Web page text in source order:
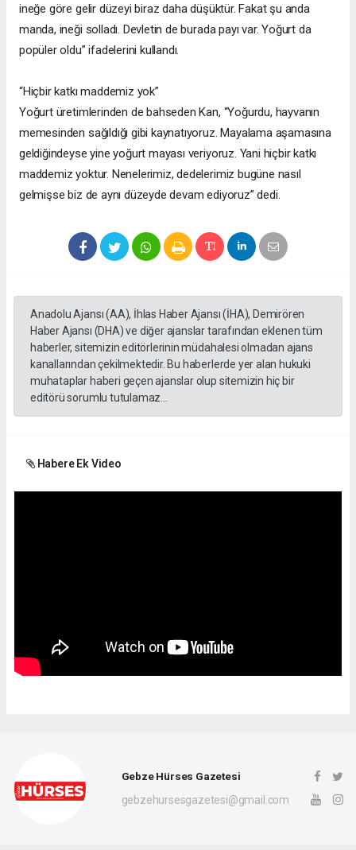
ineğe göre gelir düzeyi biraz daha düşüktür. Fakat şu anda
manda, ineği solladı. Devletin de burada payı var. Yoğurt da
popüler oldu” ifadelerini kullandı.
“Hiçbir katkı maddemiz yok”
Yoğurt üretimlerinden de bahseden Kan, “Yoğurdu, hayvanın
memesinden sağıldığı gibi kaynatıyoruz. Mayalama aşamasına
geldiğindeyse yine yoğurt mayası veriyoruz. Yani hiçbir katkı
maddemiz yoktur. Nenelerimiz, dedelerimiz bugüne nasıl
gelmişse biz de aynı düzeyde devam ediyoruz” dedi.
Anadolu Ajansı (AA), İhlas Haber Ajansı (İHA), Demirören
Haber Ajansı (DHA) ve diğer ajanslar tarafından eklenen tüm
haberler, sitemizin editörlerinin müdahalesi olmadan ajans
kanallarından çekilmektedir. Bu haberlerde yer alan hukuki
muhataplar haberi geçen ajanslar olup sitemizin hiç bir
editörü sorumlu tutulamaz...
Habere Ek Video
Gebze Hürses Gazetesi
gebzehursesgazetesi@gmail.com